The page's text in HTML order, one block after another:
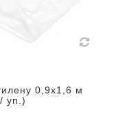
0,9х1,6 м
уп.)